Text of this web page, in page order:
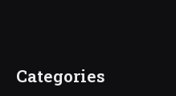
Categories